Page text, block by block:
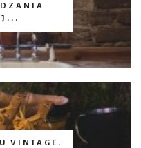
VINTAGE.